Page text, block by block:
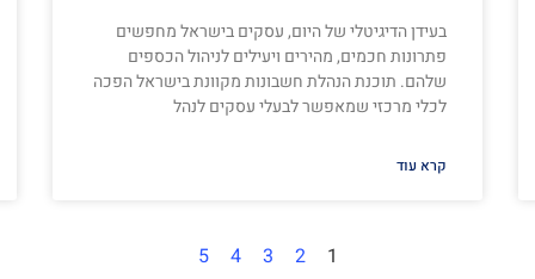
בעידן הדיגיטלי של היום, עסקים בישראל מחפשים
פתרונות חכמים, מהירים ויעילים לניהול הכספים
שלהם. תוכנת הנהלת חשבונות מקוונת בישראל הפכה
לכלי מרכזי שמאפשר לבעלי עסקים לנהל
קרא עוד
1
2
3
4
5